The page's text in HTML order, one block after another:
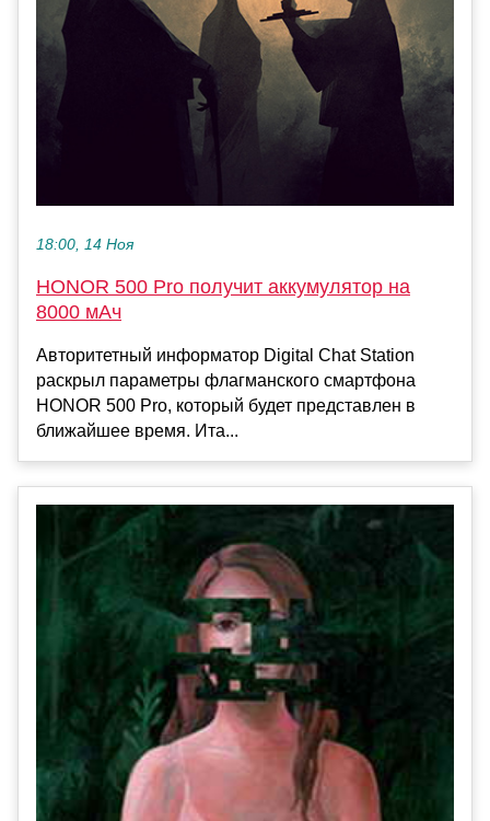
18:00, 14 Ноя
HONOR 500 Pro получит аккумулятор на
8000 мАч
Авторитетный информатор Digital Chat Station
раскрыл параметры флагманского смартфона
HONOR 500 Pro, который будет представлен в
ближайшее время. Ита...